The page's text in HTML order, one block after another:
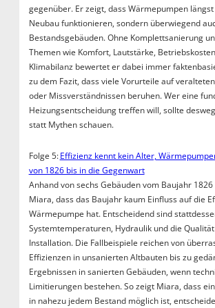
gegenüber. Er zeigt, dass Wärmepumpen
Neubau funktionieren, sondern überwiegend
Bestandsgebäuden. Ohne Komplettsanierung
Themen wie Komfort, Lautstärke,
Klimabilanz bewertet er dabei immer
zu dem Fazit, dass viele Vorurteile auf
oder Missverständnissen beruhen. Wer eine
Heizungsentscheidung treffen will, sollte
statt Mythen schauen.
Folge 5:Effizienz kennt kein Alter,
von 1826 bis in die Gegenwart
Anhand von sechs Gebäuden vom Baujahr
Miara, dass das Baujahr kaum Einfluss auf die
Wärmepumpe hat. Entscheidend sind
Systemtemperaturen, Hydraulik und die
Installation. Die Fallbeispiele reichen von
Effizienzen in unsanierten Altbauten bis zu
Ergebnissen in sanierten Gebäuden, wenn
Limitierungen bestehen. So zeigt Miara, dass
in nahezu jedem Bestand möglich ist,